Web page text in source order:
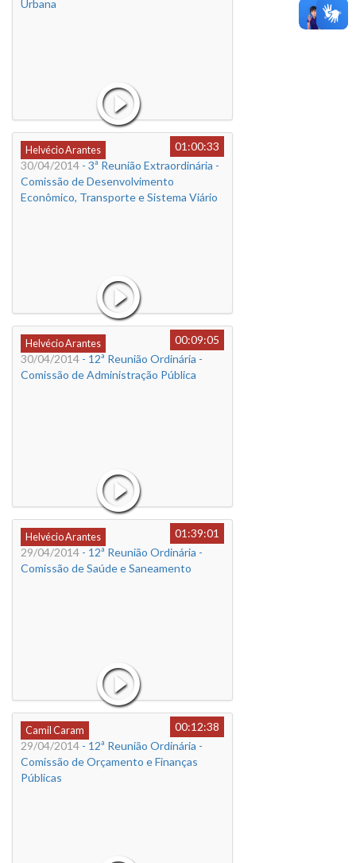
Urbana
Helvécio Arantes
01:00:33
30/04/2014 - 3ª Reunião Extraordinária -
Comissão de Desenvolvimento
Econômico, Transporte e Sistema Viário
Helvécio Arantes
00:09:05
30/04/2014 - 12ª Reunião Ordinária -
Comissão de Administração Pública
Helvécio Arantes
01:39:01
29/04/2014 - 12ª Reunião Ordinária -
Comissão de Saúde e Saneamento
Camil Caram
00:12:38
29/04/2014 - 12ª Reunião Ordinária -
Comissão de Orçamento e Finanças
Públicas